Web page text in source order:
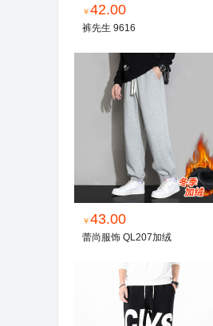
￥42.00
裤先生 9616
￥43.00
蕾尚服饰 QL207加绒